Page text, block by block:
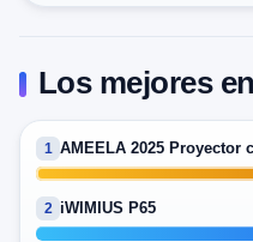
Los mejores
1 AMEELA 2025 Proyector
2 iWIMIUS P65